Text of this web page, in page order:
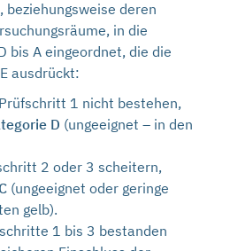
beziehungsweise deren
in die
bis A eingeordnet, die die
ausdrückt:
1 nicht bestehen,
D (ungeeignet – in den
2 oder 3 scheitern,
(ungeeignet oder geringe
gelb).
1 bis 3 bestanden